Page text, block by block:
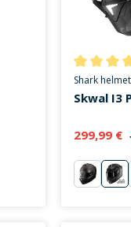
5 Sternen Shark
Skwal I3
299,99 €
Solid